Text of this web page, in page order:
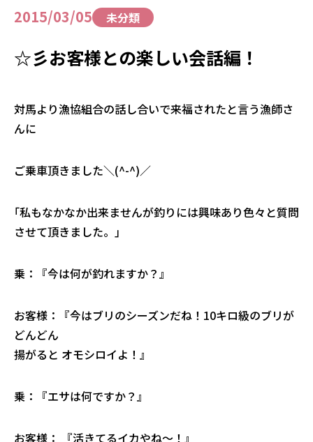
2015/03/05 未分類
☆彡お客様との楽しい会話編！
対馬より漁協組合の話し合いで来福されたと言う漁師さ
んに
ご乗車頂きました＼(^-^)／
｢私もなかなか出来ませんが釣りには興味あり色々と質問
させて頂きました。｣
乗：『今は何が釣れますか？』
お客様：『今はブリのシーズンだね！10キロ級のブリが
どんどん
揚がると オモシロイよ！』
乗：『エサは何ですか？』
お客様： 『活きてるイカやね～！』